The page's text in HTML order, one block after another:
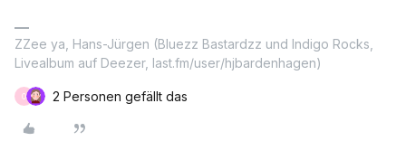
ZZee ya, Hans-Jürgen (Bluezz Bastardzz und Indigo Rocks,
Livealbum auf Deezer, last.fm/user/hjbardenhagen)
O 2 Personen gefällt das